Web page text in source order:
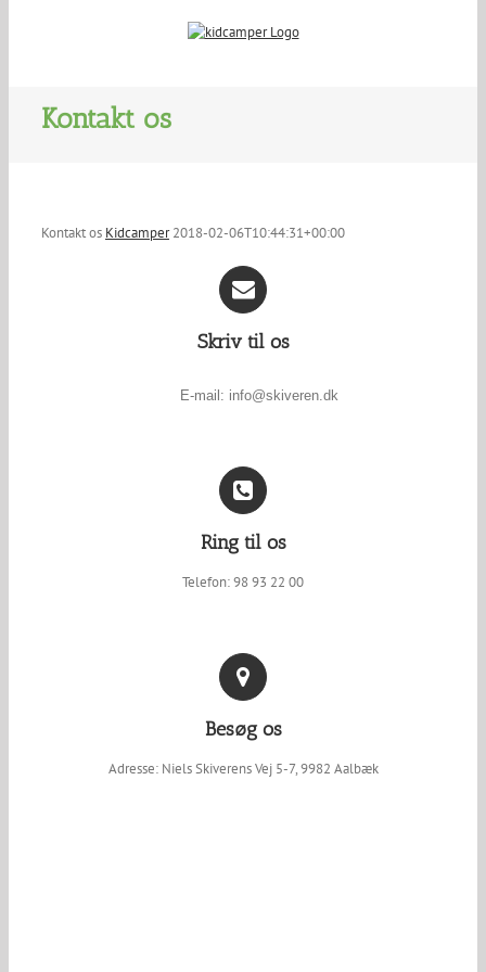
Kontakt os
Kontakt os Kidcamper 2018-02-06T10:44:31+00:00
Skriv til os
E-mail: info@skiveren.dk
Ring til os
Telefon: 98 93 22 00
Besøg os
Adresse: Niels Skiverens Vej 5-7, 9982 Aalbæk